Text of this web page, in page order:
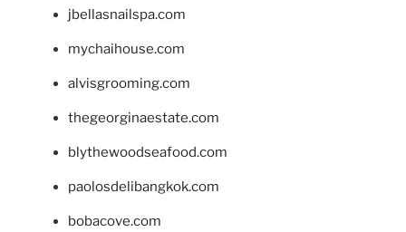
jbellasnailspa.com
mychaihouse.com
alvisgrooming.com
thegeorginaestate.com
blythewoodseafood.com
paolosdelibangkok.com
bobacove.com